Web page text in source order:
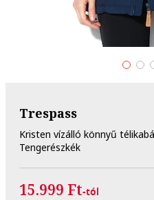
Trespass
Kristen vízálló könnyű
Tengerészkék
15.999 Ft-tól